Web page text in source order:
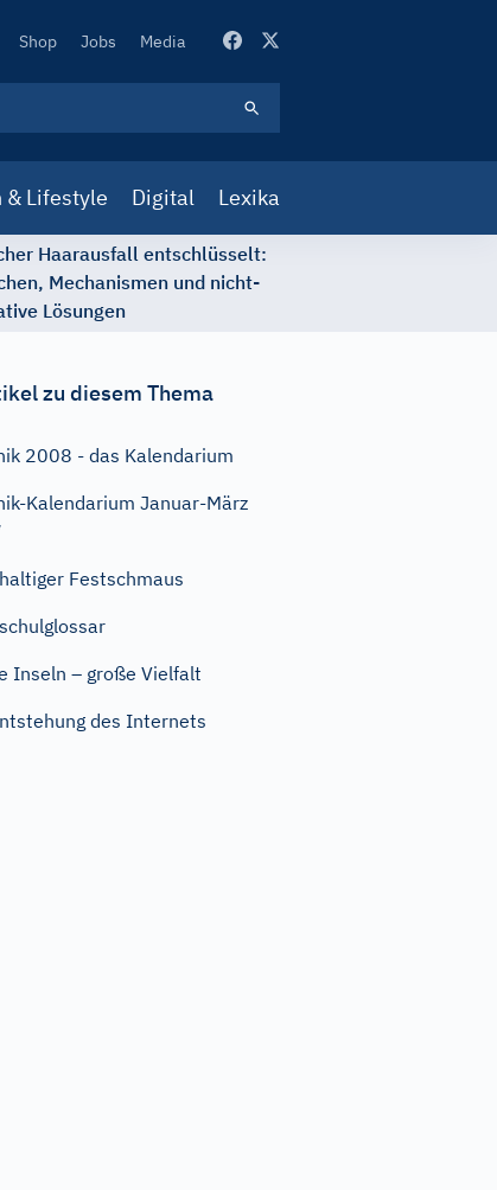
Secondary
Shop Jobs Media
& Lifestyle Digital Lexika
Haarausfall entschlüsselt:
Mechanismen und nicht-
Lösungen
zu diesem Thema
2008 - das Kalendarium
Kalendarium Januar-März
Festschmaus
Inseln – große Vielfalt
des Internets